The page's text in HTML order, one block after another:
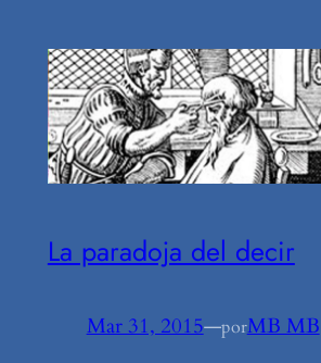
La paradoja del decir
Mar 31, 2015—porMB MB